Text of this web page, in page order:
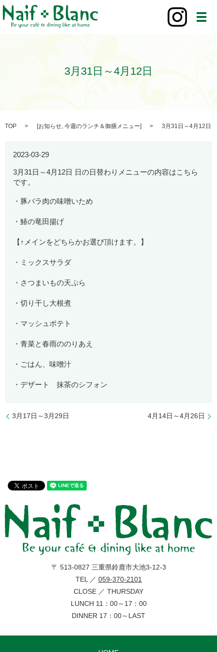
メ
3月31日～4月12日
TOP [お知らせ, 今週のランチ＆御膳メニュー] 3月31日～4月12日
2023-03-29
3月31日～4月12日 日の日替わりメニューの内容はこちら
です。
・豚バラ肉の味噌いため
・鰆の竜田揚げ
【↑メインをどちらかお選び頂けます。】
・ミックスサラダ
・さつまいもの天ぷら
・切り干し大根煮
・マッシュポテト
・青菜と春雨ののりあえ
・ごはん、味噌汁
・デザート 抹茶のシフォン
3月17日～3月29日 4月14日～4月26日
〒 513-0827 三重県鈴鹿市大池3-12-3
TEL ／ 059-370-2101
CLOSE ／ THURSDAY
LUNCH 11：00～17：00
DINNER 17：00～LAST